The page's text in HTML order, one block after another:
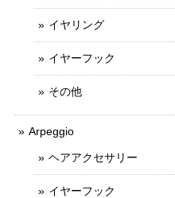
イヤリング
イヤーフック
その他
Arpeggio
ヘアアクセサリー
イヤーフック